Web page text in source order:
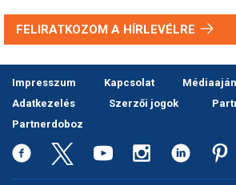
FELIRATKOZOM A HÍRLEVÉLRE
Impresszum Kapcsolat
Adatkezelés
Szerzői jogok
Partnerdoboz